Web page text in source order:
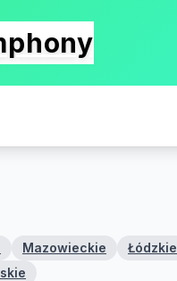
Mazowieckie Łódzkie